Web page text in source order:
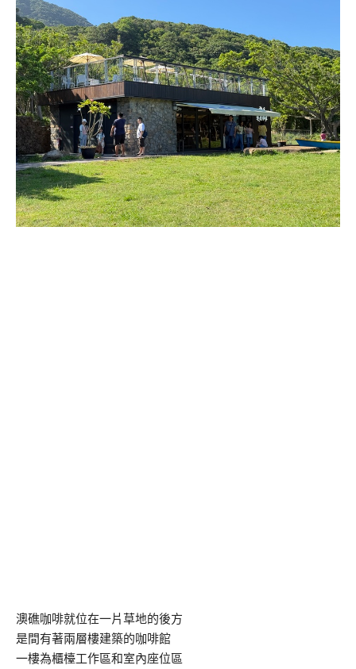
澳礁咖啡就位在一片草地的後方
是間有著兩層樓建築的咖啡館
一樓為櫃檯工作區和室內座位區